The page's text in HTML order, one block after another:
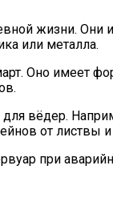
жизни. Они
или металла.
Оно имеет
вёдер.
от листвы и
при